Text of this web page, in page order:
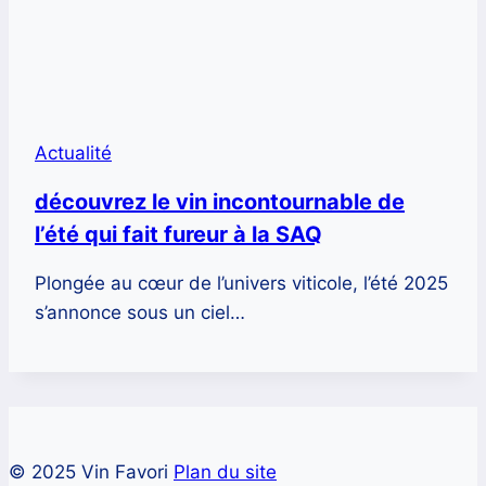
Actualité
découvrez le vin incontournable de
l’été qui fait fureur à la SAQ
Plongée au cœur de l’univers viticole, l’été 2025
s’annonce sous un ciel…
© 2025 Vin Favori Plan du site